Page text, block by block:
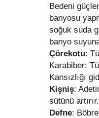
Bedeni
banyosu
soğuk suda
banyo
Çörekotu:
Karabiber:
Kansızlığı
Kişniş:
sütünü artırır.
Defne: